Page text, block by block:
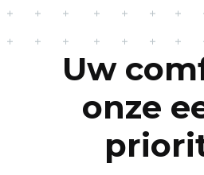
Uw
onze